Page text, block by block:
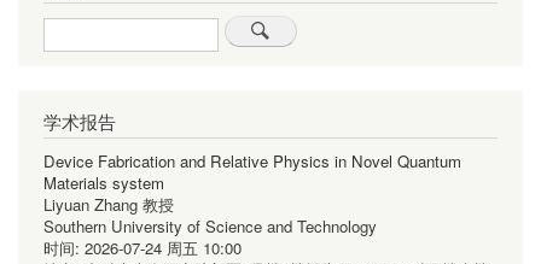
Search
学术报告
Device Fabrication and Relative Physics in Novel Quantum
Materials system
Liyuan Zhang 教授
Southern University of Science and Technology
时间: 2026-07-24 周五 10:00